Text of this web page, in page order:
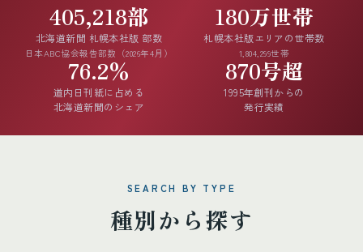
405,218部
北海道新聞 札幌本社版 部数
日本ABC協会報告部数（2026年4月）
180万世帯
札幌本社版エリアの世帯数
1,804,299世帯
76.2%
道内日刊紙に占める
北海道新聞のシェア
870号超
1995年創刊からの
発行実績
SEARCH BY TYPE
種別から探す